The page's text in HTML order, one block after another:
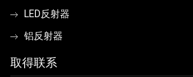
LED反射器
铝反射器
取得联系